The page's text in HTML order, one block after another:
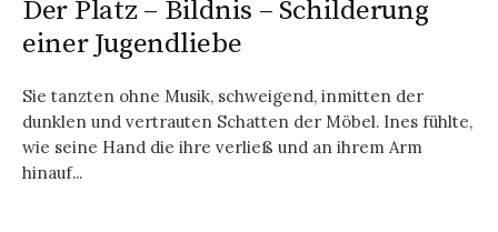
Der Platz – Bildnis – Schilderung
einer Jugendliebe
Sie tanzten ohne Musik, schweigend, inmitten der
dunklen und vertrauten Schatten der Möbel. Ines fühlte,
wie seine Hand die ihre verließ und an ihrem Arm
hinauf...